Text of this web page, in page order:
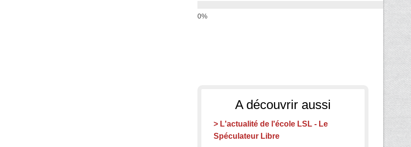
A découvrir aussi
> L'actualité de l'école LSL - Le
Spéculateur Libre